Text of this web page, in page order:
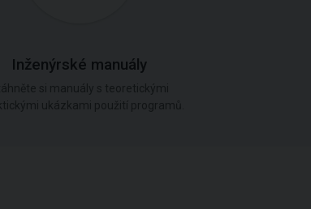
Inženýrské manuály